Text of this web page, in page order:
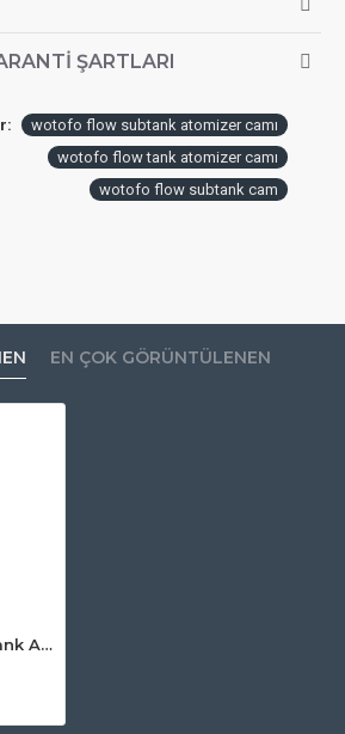
ŞARTLARI
wotofo flow subtank atomizer camı
wotofo flow tank atomizer camı
wotofo flow subtank cam
EN ÇOK GÖRÜNTÜLENEN
Wotofo Flow Subtank Atomizer Camı